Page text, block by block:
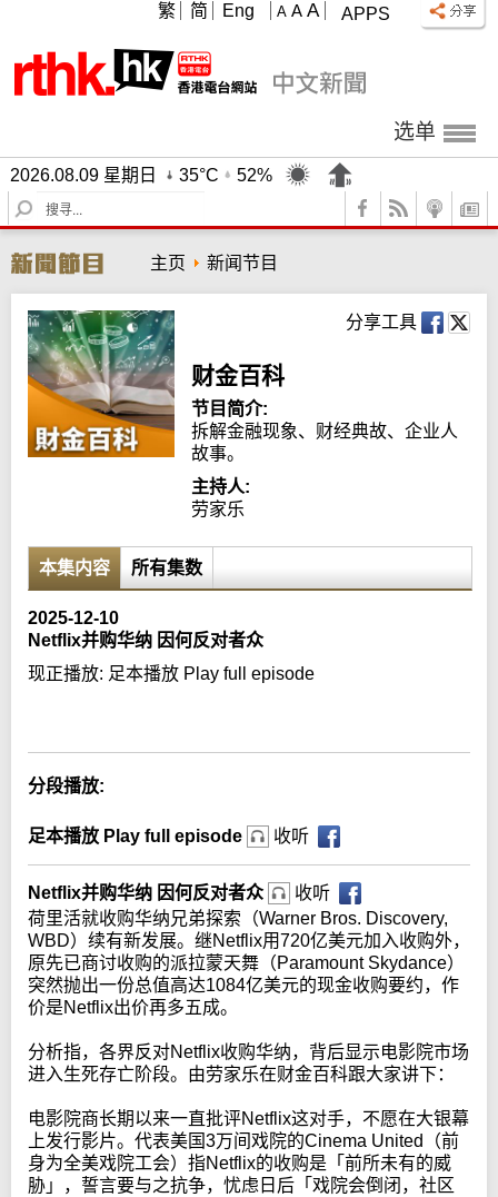
APPS
A A A
繁 简 Eng
选单
2026.08.09 星期日 35°C
52%
S
e
r
c
h
主页 新闻节目
分享工具
财金百科
节目简介:
拆解金融现象、财经典故、企业人
故事。
主持人:
劳家乐
本集内容 所有集数
2025-12-10
Netflix并购华纳 因何反对者众
现正播放: 足本播放 Play full episode
分段播放:
足本播放 Play full episode 收听
Netflix并购华纳 因何反对者众
收听
荷里活就收购华纳兄弟探索（Warner Bros. Discovery,
WBD）续有新发展。继Netflix用720亿美元加入收购外，
原先已商讨收购的派拉蒙天舞（Paramount Skydance）
突然抛出一份总值高达1084亿美元的现金收购要约，作
价是Netflix出价再多五成。
分析指，各界反对Netflix收购华纳，背后显示电影院市场
进入生死存亡阶段。由劳家乐在财金百科跟大家讲下：
电影院商长期以来一直批评Netflix这对手，不愿在大银幕
上发行影片。代表美国3万间戏院的Cinema United（前
身为全美戏院工会）指Netflix的收购是「前所未有的威
胁」，誓言要与之抗争，忧虑日后「戏院会倒闭，社区